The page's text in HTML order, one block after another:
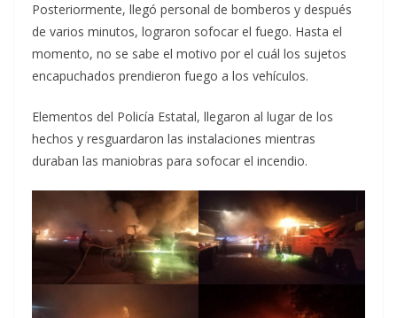
Posteriormente, llegó personal de bomberos y después
de varios minutos, lograron sofocar el fuego. Hasta el
momento, no se sabe el motivo por el cuál los sujetos
encapuchados prendieron fuego a los vehículos.
Elementos del Policía Estatal, llegaron al lugar de los
hechos y resguardaron las instalaciones mientras
duraban las maniobras para sofocar el incendio.